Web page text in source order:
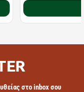
στο inbox σου